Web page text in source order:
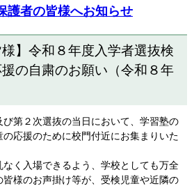
護者の皆様へお知らせ
様】令和８年度入学者選抜検
の自粛のお願い（令和８年
第２次選抜の当日において、学習塾の
応援のために校門付近にお集まりいた
く入場できるよう、学校としても万全
様のお声掛け等が、受検児童や近隣の